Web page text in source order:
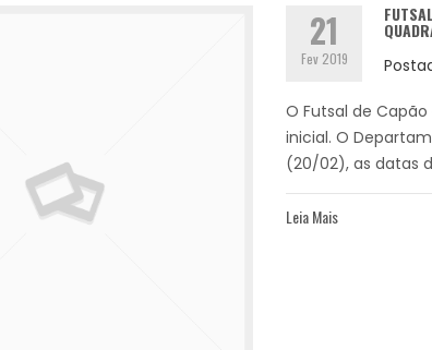
21
Fev 2019
O Futsal de
inicial. O
(20/02), as datas
Leia Mais